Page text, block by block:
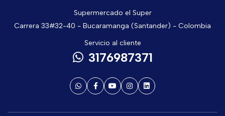
Supermercado el Super
Carrera 33#32-40 - Bucaramanga (Santander) - Colombia
Servicio al cliente
3176987371